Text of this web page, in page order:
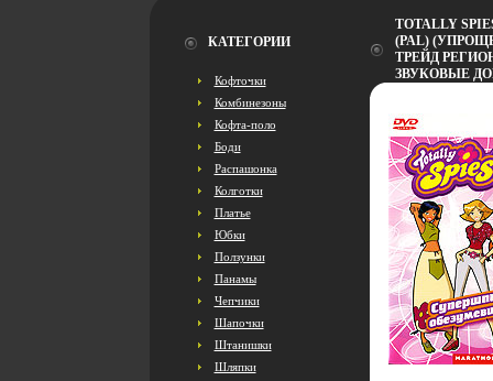
КАТЕГОРИИ
Кофточки
Комбинезоны
Кофта-поло
Боди
Распашонка
Колготки
Платье
Юбки
Ползунки
Панамы
Чепчики
Шапочки
Штанишки
Шляпки
TOTALLY
(PAL)
ТРЕЙД
ЗВУКОВЫЕ